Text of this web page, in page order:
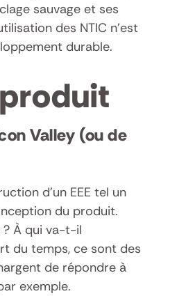
sauvage et ses
des NTIC n’est
durable.
Valley (ou de
d’un EEE tel un
du produit.
? À qui va-t-il
du temps, ce sont des
de répondre à
exemple.